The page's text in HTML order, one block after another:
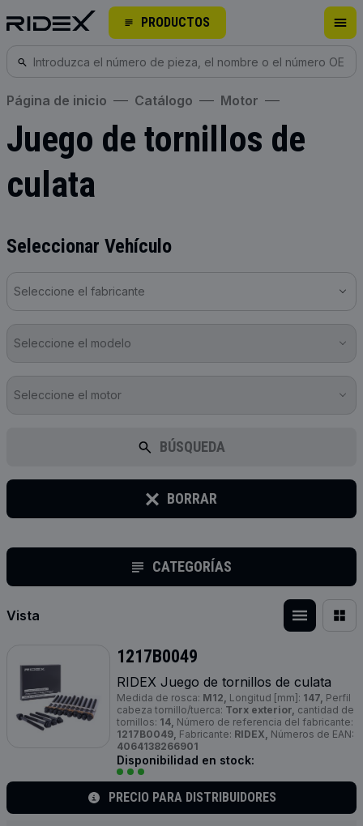
PRODUCTOS
Página de inicio Catálogo Motor
Juego de tornillos de
culata
Seleccionar Vehículo
Seleccione el fabricante
Seleccione el modelo
Seleccione el motor
BÚSQUEDA
BORRAR
CATEGORÍAS
Vista
1217B0049
RIDEX Juego de tornillos de culata
Medida de rosca: M12, Longitud [mm]: 147, Perfil
cabeza tornillo/tuerca: Torx exterior, cantidad de
tornillos: 14, Número de referencia del fabricante:
1217B0049, Fabricante: RIDEX, Números de EAN:
4064138266901
Disponibilidad en stock:
PRECIO PARA DISTRIBUIDORES